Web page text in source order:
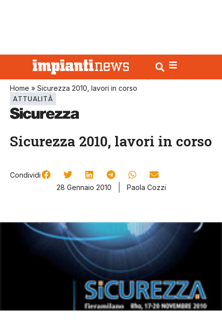
Home » Sicurezza 2010, lavori in corso
ATTUALITÀ
Sicurezza 2010, lavori in corso
Condividi
28 Gennaio 2010
Paola Cozzi